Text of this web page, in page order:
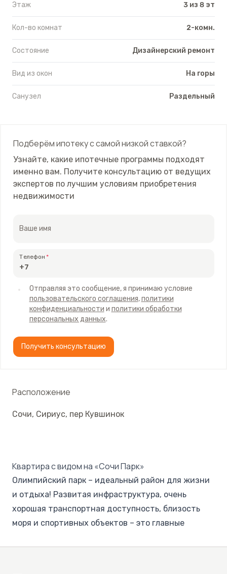
Этаж 3 из 8 эт
Кол-во комнат 2-комн.
Состояние Дизайнерский ремонт
Вид из окон На горы
Санузел Раздельный
Подберём ипотеку с самой низкой ставкой?
Узнайте, какие ипотечные программы подходят
именно вам. Получите консультацию от ведущих
экспертов по лучшим условиям приобретения
недвижимости
Ваше имя
Телефон
Отправляя это сообщение, я принимаю условие
пользовательского соглашения,политики
конфиденциальности и политики обработки
персональных данных.
Получить консультацию
Расположение
Сочи, Сириус, пер Кувшинок
Квартира с видом на «Сочи Парк»
Олимпийский парк – идеальный район для жизни
и отдыха! Развитая инфраструктура, очень
хорошая транспортная доступность, близость
моря и спортивных объектов – это главные